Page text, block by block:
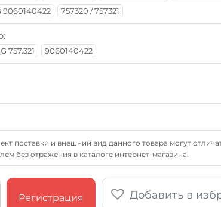
9060140422 757320 / 757321
757.321 9060140422
поставки и внешний вид данного товара могут
без отражения в каталоге интернет-магазина.
Регистрация Добавить в